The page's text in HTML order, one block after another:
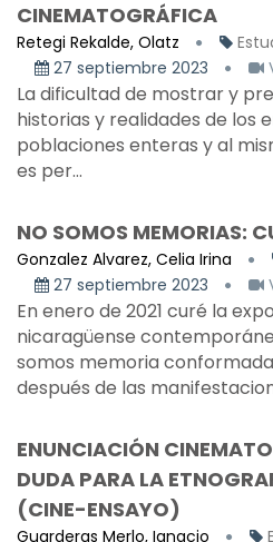
CINEMATOGRÁFICA
Retegi Rekalde, Olatz
27 septiembre 2023
La dificultad de mostrar y
historias y realidades de los
poblaciones enteras y al
es per...
NO SOMOS MEMORIAS:
Gonzalez Alvarez, Celia Irina
27 septiembre 2023
En enero de 2021 curé la
nicaragüense
somos memoria
después de las
ENUNCIACIÓN
DUDA PARA LA
(CINE-ENSAYO)
Guarderas Merlo, Ignacio